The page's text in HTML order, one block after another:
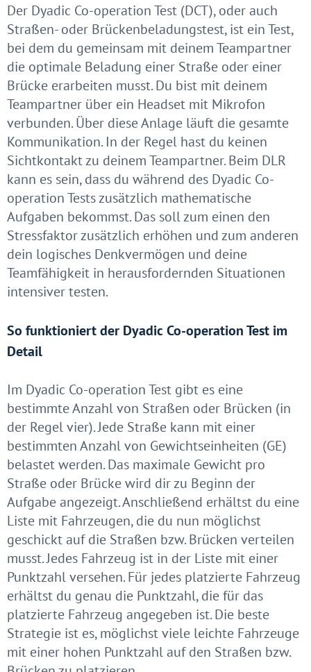
Der Dyadic Co-operation Test (DCT), oder auch
Straßen- oder Brückenbeladungstest, ist ein Test,
bei dem du gemeinsam mit deinem Teampartner
die optimale Beladung einer Straße oder einer
Brücke erarbeiten musst. Du bist mit deinem
Teampartner über ein Headset mit Mikrofon
verbunden. Über diese Anlage läuft die gesamte
Kommunikation. In der Regel hast du keinen
Sichtkontakt zu deinem Teampartner. Beim DLR
kann es sein, dass du während des Dyadic Co-
operation Tests zusätzlich mathematische
Aufgaben bekommst. Das soll zum einen den
Stressfaktor zusätzlich erhöhen und zum anderen
dein logisches Denkvermögen und deine
Teamfähigkeit in herausfordernden Situationen
intensiver testen.
So funktioniert der Dyadic Co-operation Test im
Detail
Im Dyadic Co-operation Test gibt es eine
bestimmte Anzahl von Straßen oder Brücken (in
der Regel vier). Jede Straße kann mit einer
bestimmten Anzahl von Gewichtseinheiten (GE)
belastet werden. Das maximale Gewicht pro
Straße oder Brücke wird dir zu Beginn der
Aufgabe angezeigt. Anschließend erhältst du eine
Liste mit Fahrzeugen, die du nun möglichst
geschickt auf die Straßen bzw. Brücken verteilen
musst. Jedes Fahrzeug ist in der Liste mit einer
Punktzahl versehen. Für jedes platzierte Fahrzeug
erhältst du genau die Punktzahl, die für das
platzierte Fahrzeug angegeben ist. Die beste
Strategie ist es, möglichst viele leichte Fahrzeuge
mit einer hohen Punktzahl auf den Straßen bzw.